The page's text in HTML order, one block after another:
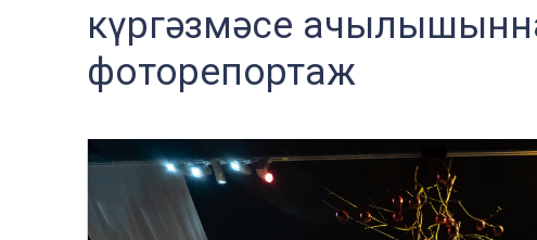
күргәзмәсе
фоторепортаж